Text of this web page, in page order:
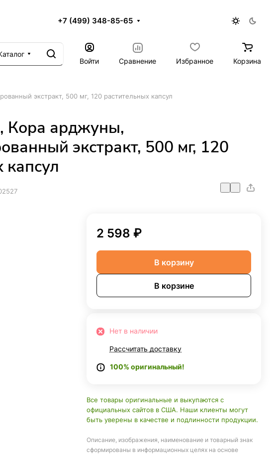
+7 (499) 348-85-65
Войти
Сравнение Избранное Корзина
экстракт, 500 мг, 120 растительных капсул
Кора арджуны,
экстракт, 500 мг, 120
капсул
2 598 ₽
В корзину
В корзине
Нет в наличии
Рассчитать доставку
100% оригинальный!
Все товары оригинальные и выкупаются с
официальных сайтов в США. Наши клиенты могут
быть уверены в качестве и подлинности продукции.
Описание, изображения, наименование и товарный знак
сформированы в информационных целях на основе